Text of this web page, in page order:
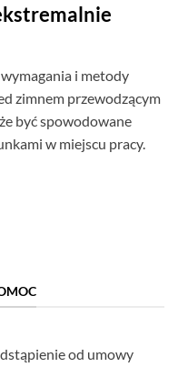
i metody
zimnem przewodzącym
być spowodowane
w miejscu pracy.
od umowy